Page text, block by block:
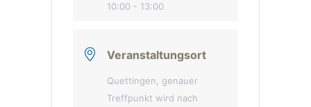
10:00 - 13:00
Veranstaltungsort
Quettingen, genauer
Treffpunkt wird nach